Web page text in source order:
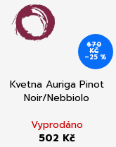
670
KČ
–25 %
Kvetna Auriga Pinot
Noir/Nebbiolo
Vyprodáno
502 Kč